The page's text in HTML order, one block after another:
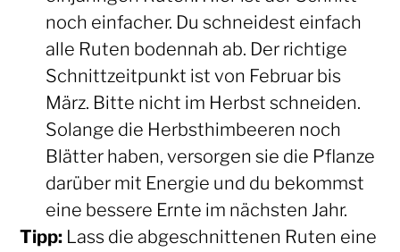
noch einfacher. Du schneidest einfach
alle Ruten bodennah ab. Der richtige
Schnittzeitpunkt ist von Februar bis
März. Bitte nicht im Herbst schneiden.
Solange die Herbsthimbeeren noch
Blätter haben, versorgen sie die Pflanze
darüber mit Energie und du bekommst
eine bessere Ernte im nächsten Jahr.
Tipp:Lass die abgeschnittenen Ruten eine